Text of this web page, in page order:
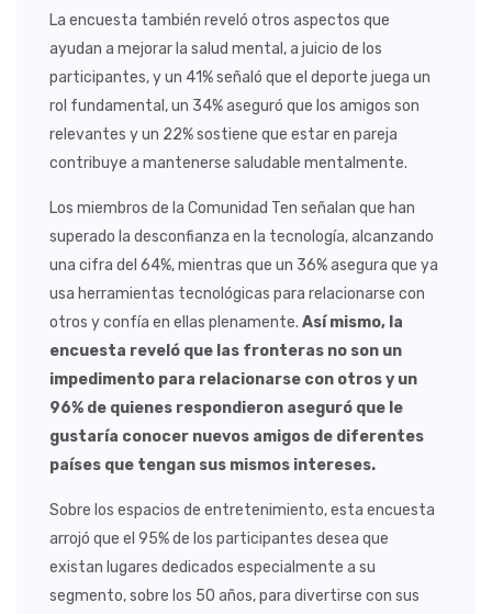
La encuesta también reveló otros aspectos que
ayudan a mejorar la salud mental, a juicio de los
participantes, y un 41% señaló que el deporte juega un
rol fundamental, un 34% aseguró que los amigos son
relevantes y un 22% sostiene que estar en pareja
contribuye a mantenerse saludable mentalmente.
Los miembros de la Comunidad Ten señalan que han
superado la desconfianza en la tecnología, alcanzando
una cifra del 64%, mientras que un 36% asegura que ya
usa herramientas tecnológicas para relacionarse con
otros y confía en ellas plenamente. Así mismo, la
encuesta reveló que las fronteras no son un
impedimento para relacionarse con otros y un
96% de quienes respondieron aseguró que le
gustaría conocer nuevos amigos de diferentes
países que tengan sus mismos intereses.
Sobre los espacios de entretenimiento, esta encuesta
arrojó que el 95% de los participantes desea que
existan lugares dedicados especialmente a su
segmento, sobre los 50 años, para divertirse con sus